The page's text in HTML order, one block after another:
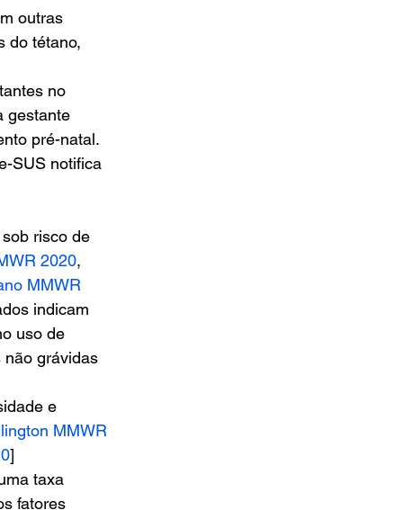
outras
do tétano,
no
gestante
pré-natal.
SUS notifica
risco de
2020,
MMWR
indicam
uso de
grávidas
e
MMWR
]
taxa
fatores